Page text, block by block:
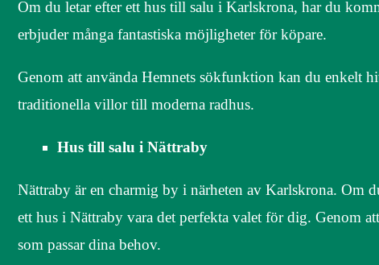
Om du letar efter ett hus till salu i Karlskrona, har du
erbjuder många fantastiska möjligheter för köpare.
Genom att använda Hemnets sökfunktion kan du enkelt
traditionella villor till moderna radhus.
Hus till salu i Nättraby
Nättraby är en charmig by i närheten av Karlskrona. Om
ett hus i Nättraby vara det perfekta valet för dig. Genom
som passar dina behov.